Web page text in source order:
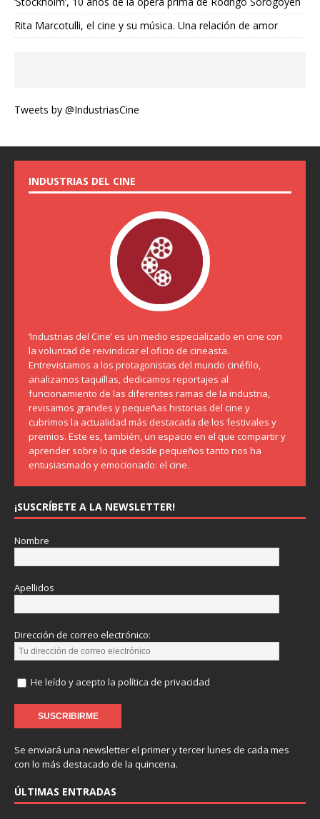
Rita Marcotulli, el cine y su música. Una relación de amor
Tweets by @IndustriasCine
INDUSTRIAS DEL CINE
‘Industrias del Cine’ es un medio especializado en cine con
la voluntad de reivindicar el oficio de cineasta.
Entrevistamos a los protagonistas del mundo cinéfilo,
analizamos taquillas, dedicamos reportajes al
funcionamiento de las diferentes ramas de la industria,
revisamos grandes y pequeñas historias del cine y
cubrimos la actualidad más destacada de los festivales y
premios. Este es, también, un espacio en el que compartir y
aprender sobre lo que desde pequeños tanto nos ha
entusiasmado y emocionado: el cine.
¡SUSCRÍBETE A LA NEWSLETTER!
Nombre
Apellidos
Dirección de correo electrónico:
He leído y acepto la política de privacidad
Se enviará una newsletter el primer y tercer lunes de cada mes
con lo más destacado de la quincena.
ÚLTIMAS ENTRADAS